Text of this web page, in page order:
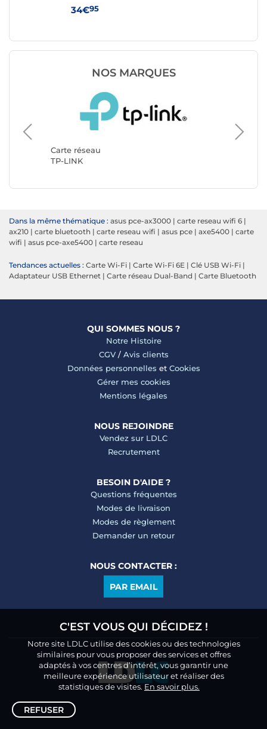
C'EST VOUS QUI DÉCIDEZ !
Notre site LDLC utilise des cookies ou des technologies
similaires pour vous proposer des services et offres
adaptés à vos centres d’intérêt, vous garantir une
meilleure expérience utilisateur et réaliser des
statistiques de visites. En savoir plus.
REFUSER
34€95
NOS MARQUES
Carte réseau
TP-LINK
Carte
Dans la même thématique : asus pce-ax3000 | carte reseau wifi 6 |
ax210 | carte bluetooth | carte reseau wifi | asus pce | axe5400 | carte
wifi | asus pce-axe5400 | carte reseau
Tendances actuelles : Carte Wi-Fi | Carte Wi-Fi 6E | Clé USB Wi-Fi |
Adaptateur USB Ethernet | Carte réseau Dual-Band | Carte Bluetooth
QUI SOMMES NOUS ?
Notre Histoire
CGV/ Avis clients
Données personnelles et Cookies
Gérer mes cookies
Mentions légales
NOUS REJOINDRE
Vendez sur LDLC
Recrutement
BESOIN D'AIDE ?
Questions fréquentes
Modes de livraison
Modes de règlement
Demander un retour
NOUS CONTACTER :
PAR EMAIL